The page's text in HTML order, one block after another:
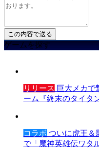
ゲームを探す
リリース 巨大メカで
ーム『終末のタイタ
コラボ ついに虎王＆
で「魔神英雄伝ワタ